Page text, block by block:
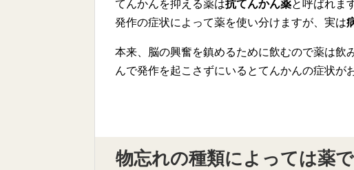
てんかんを抑える薬は抗てんかん薬と呼ばれま
発作の症状によって薬を使い分けますが、実は
本来、脳の興奮を鎮めるために飲むので薬は飲
んで発作を起こさずにいるとてんかんの症状が
物忘れの種類によっては薬